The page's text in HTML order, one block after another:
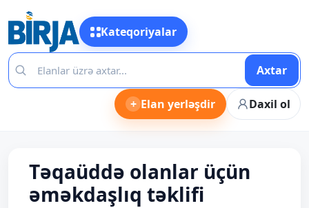
Kateqoriyalar
Axtar
+ Elan yerləşdir Daxil ol
Təqaüddə olanlar üçün
əməkdaşlıq təklifi